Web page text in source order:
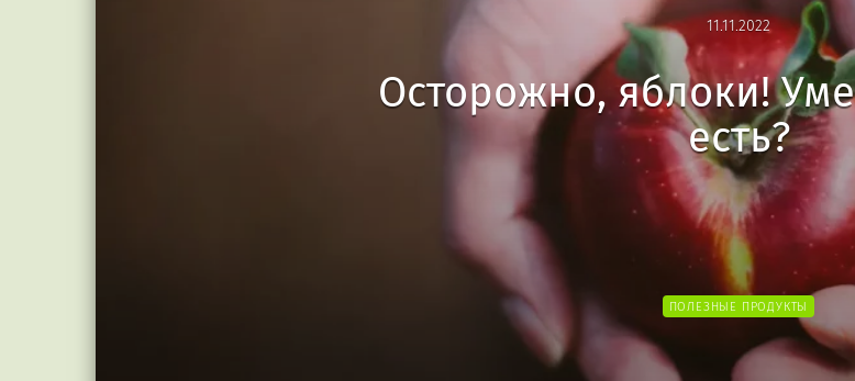
11.11.2022
11.11.2022
Осторожно, яблоки!
есть?
ПОЛЕЗНЫЕ ПРОДУКТЫ